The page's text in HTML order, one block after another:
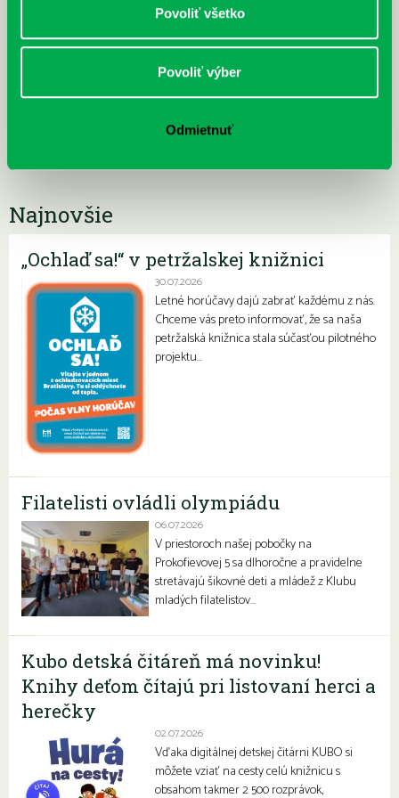
Povoliť všetko
Povoliť výber
Odmietnuť
piatok 11:00 – 12:00 13:00 – 16:30
Najnovšie
„Ochlaď sa!“ v petržalskej knižnici
30.07.2026
Letné horúčavy dajú zabrať každému z nás.
Chceme vás preto informovať, že sa naša
petržalská knižnica stala súčasťou pilotného
projektu…
Filatelisti ovládli olympiádu
06.07.2026
V priestoroch našej pobočky na
Prokofievovej 5 sa dlhoročne a pravidelne
stretávajú šikovné deti a mládež z Klubu
mladých filatelistov…
Kubo detská čitáreň má novinku!
Knihy deťom čítajú pri listovaní herci a
herečky
02.07.2026
Vďaka digitálnej detskej čitárni KUBO si
môžete vziať na cesty celú knižnicu s
obsahom takmer 2 500 rozprávok,